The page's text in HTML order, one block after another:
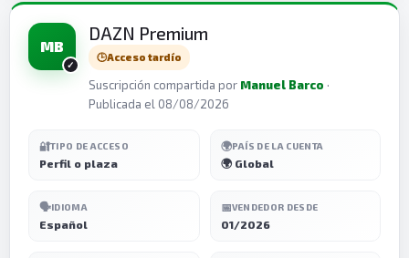
MB
DAZN Premium
🕒Acceso tardío
Suscripción compartida por Manuel Barco ·
Publicada el 08/08/2026
🔐TIPO DE ACCESO
Perfil o plaza
🌍PAÍS DE LA CUENTA
🌍 Global
🗣️IDIOMA
Español
📅VENDEDOR DESDE
01/2026